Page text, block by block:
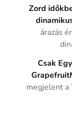
Zord
árazás
Csak
megjelent a